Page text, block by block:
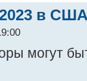
в
могут